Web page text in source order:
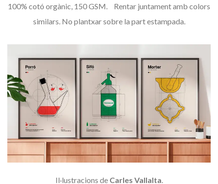
100% cotó orgànic, 150 GSM. Rentar juntament amb colors
similars. No plantxar sobre la part estampada.
Il·lustracions de Carles Vallalta